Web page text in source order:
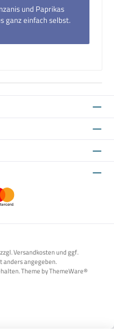
und Paprikas
ganz einfach selbst.
Versandkosten und ggf.
anders angegeben.
Theme byThemeWare®